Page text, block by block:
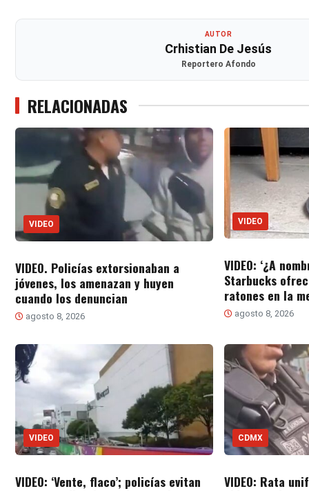
AUTOR
Crhistian De Jesús
Reportero Afondo
RELACIONADAS
VIDEO
VIDEO. Policías extorsionaban a
jóvenes, los amenazan y huyen
cuando los denuncian
agosto 8, 2026
VIDEO
VIDEO: ‘¿A
Starbucks
ratones en la
agosto 8, 2026
VIDEO
VIDEO: ‘Vente, flaco’; policías evitan
CDMX
VIDEO: Rata